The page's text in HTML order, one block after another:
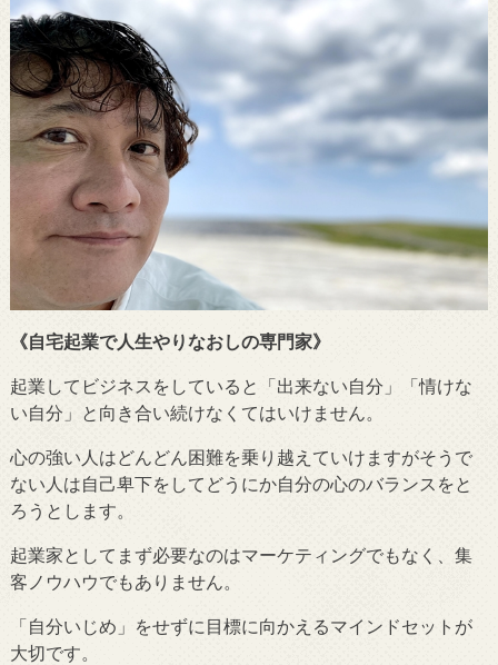
《自宅起業で人生やりなおしの専門家》
起業してビジネスをしていると「出来ない自分」「情けな
い自分」と向き合い続けなくてはいけません。
心の強い人はどんどん困難を乗り越えていけますがそうで
ない人は自己卑下をしてどうにか自分の心のバランスをと
ろうとします。
起業家としてまず必要なのはマーケティングでもなく、集
客ノウハウでもありません。
「自分いじめ」をせずに目標に向かえるマインドセットが
大切です。